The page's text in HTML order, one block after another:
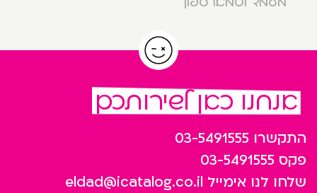
אנחנו כאן לשירותכם
התקשרו 03-5491555
פקס 03-5491555
שלחו לנו אימייל eldad@icatalog.co.il